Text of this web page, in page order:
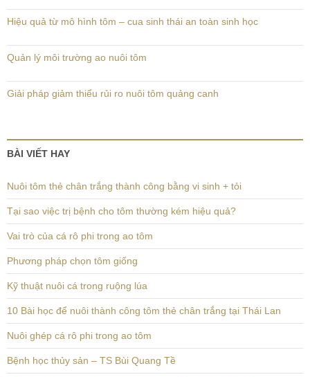
Hiệu quả từ mô hình tôm – cua sinh thái an toàn sinh học
Quản lý môi trường ao nuôi tôm
Giải pháp giảm thiểu rủi ro nuôi tôm quảng canh
BÀI VIẾT HAY
Nuôi tôm thẻ chân trắng thành công bằng vi sinh + tỏi
Tại sao việc trị bệnh cho tôm thường kém hiệu quả?
Vai trò của cá rô phi trong ao tôm
Phương pháp chọn tôm giống
Kỹ thuật nuôi cá trong ruộng lúa
10 Bài học để nuôi thành công tôm thẻ chân trắng tại Thái Lan
Nuôi ghép cá rô phi trong ao tôm
Bệnh học thủy sản – TS Bùi Quang Tề